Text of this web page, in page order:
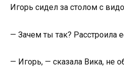
Игорь сидел за столом с
— Зачем ты так? Расстроила
— Игорь, — сказала Вика, не